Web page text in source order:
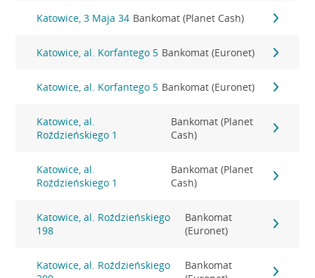
Katowice, 3 Maja 34 Bankomat (Planet Cash)
Katowice, al. Korfantego 5 Bankomat (Euronet)
Katowice, al. Korfantego 5 Bankomat (Euronet)
Katowice, al.
Roździeńskiego 1
Bankomat (Planet
Cash)
Katowice, al.
Roździeńskiego 1
Bankomat (Planet
Cash)
Katowice, al. Roździeńskiego
198
Bankomat
(Euronet)
Katowice, al. Roździeńskiego
Bankomat